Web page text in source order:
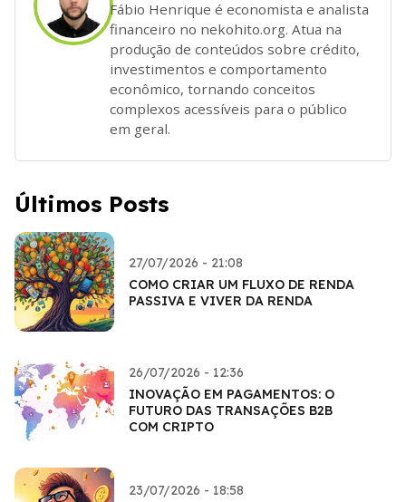
Fábio Henrique é economista e analista
financeiro no nekohito.org. Atua na
produção de conteúdos sobre crédito,
investimentos e comportamento
econômico, tornando conceitos
complexos acessíveis para o público
em geral.
Últimos Posts
27/07/2026 - 21:08
COMO CRIAR UM FLUXO DE RENDA
PASSIVA E VIVER DA RENDA
26/07/2026 - 12:36
INOVAÇÃO EM PAGAMENTOS: O
FUTURO DAS TRANSAÇÕES B2B
COM CRIPTO
23/07/2026 - 18:58